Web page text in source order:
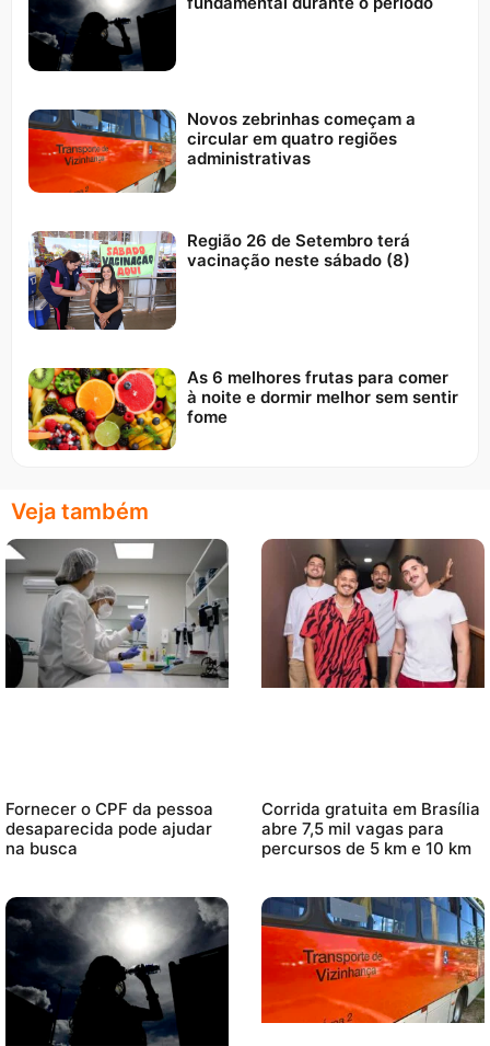
Novos zebrinhas começam a
circular em quatro regiões
administrativas
Região 26 de Setembro terá
vacinação neste sábado (8)
As 6 melhores frutas para comer
à noite e dormir melhor sem sentir
fome
Veja também
Fornecer o CPF da pessoa
desaparecida pode ajudar
na busca
Corrida gratuita em Brasília
abre 7,5 mil vagas para
percursos de 5 km e 10 km